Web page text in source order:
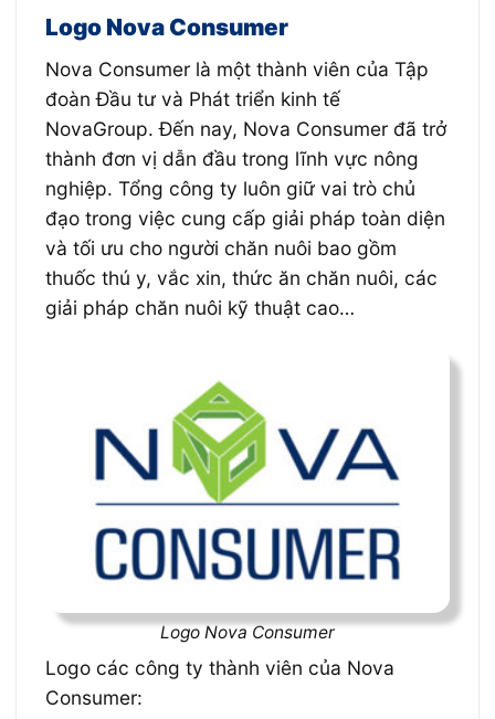
Logo Nova Consumer
Nova Consumer là một thành viên của Tập
đoàn Đầu tư và Phát triển kinh tế
NovaGroup. Đến nay, Nova Consumer đã trở
thành đơn vị dẫn đầu trong lĩnh vực nông
nghiệp. Tổng công ty luôn giữ vai trò chủ
đạo trong việc cung cấp giải pháp toàn diện
và tối ưu cho người chăn nuôi bao gồm
thuốc thú y, vắc xin, thức ăn chăn nuôi, các
giải pháp chăn nuôi kỹ thuật cao…
Logo Nova Consumer
Logo các công ty thành viên của Nova
Consumer: